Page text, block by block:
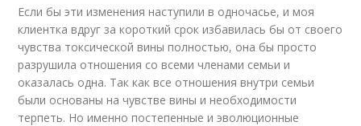
Если бы эти изменения наступили в одночасье, и моя
клиентка вдруг за короткий срок избавилась бы от своего
чувства токсической вины полностью, она бы просто
разрушила отношения со всеми членами семьи и
оказалась одна. Так как все отношения внутри семьи
были основаны на чувстве вины и необходимости
терпеть. Но именно постепенные и эволюционные